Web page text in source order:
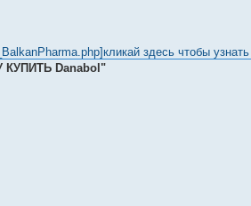
здесь чтобы
КУПИТЬ Danabol"